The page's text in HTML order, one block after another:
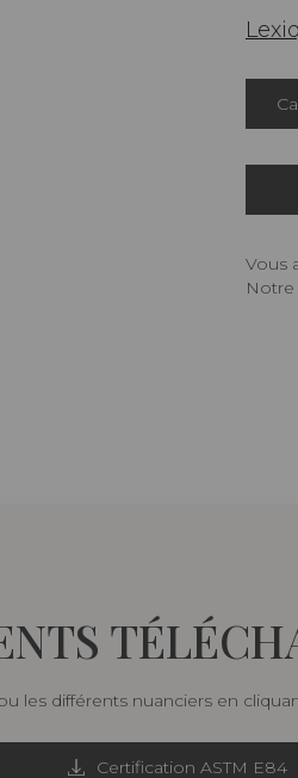
Vous
Notre
les différents nuanciers en
Certification ASTM E84